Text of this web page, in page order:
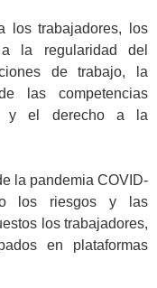
los trabajadores, los
a la regularidad del
de trabajo, la
las competencias
y el derecho a la
la pandemia COVID-
los riesgos y las
los trabajadores,
en plataformas